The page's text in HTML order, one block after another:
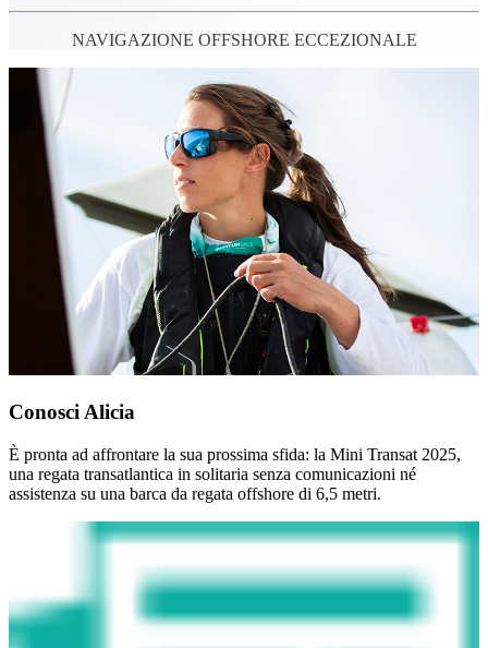
NAVIGAZIONE OFFSHORE ECCEZIONALE
Conosci Alicia
È pronta ad affrontare la sua prossima sfida: la Mini Transat 2025,
una regata transatlantica in solitaria senza comunicazioni né
assistenza su una barca da regata offshore di 6,5 metri.